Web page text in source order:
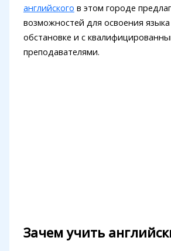
английского в этом городе
возможностей для освоения
обстановке и с
преподавателями.
Зачем учить